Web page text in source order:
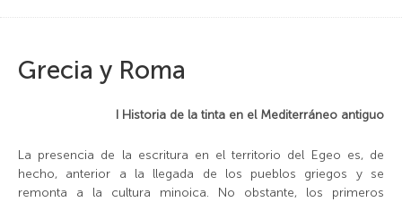
Grecia y Roma
I Historia de la tinta en el Mediterráneo antiguo
La presencia de la escritura en el territorio del Egeo es, de
hecho, anterior a la llegada de los pueblos griegos y se
remonta a la cultura minoica. No obstante, los primeros